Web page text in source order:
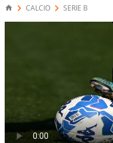
CALCIO SERIE B